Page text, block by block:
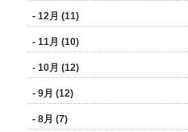
- 12月 (11)
- 11月 (10)
- 10月 (12)
- 9月 (12)
- 8月 (7)